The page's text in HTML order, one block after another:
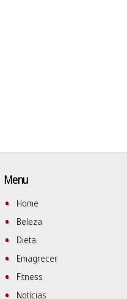
Menu
Home
Beleza
Dieta
Emagrecer
Fitness
Notícias